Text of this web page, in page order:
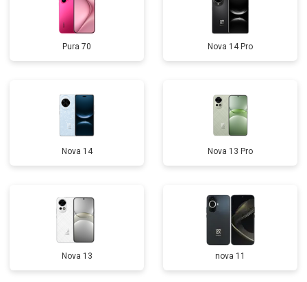
Pura 70 Nova 14 Pro
Nova 14 Nova 13 Pro
Nova 13 nova 11